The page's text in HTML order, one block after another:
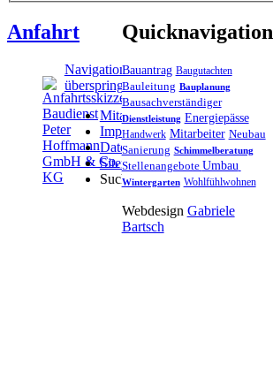
Anfahrt
Navigation
überspringen
Mitarbeiter
Impressum
Datenschutz
Sitemap
Suche
Quicknavigation
Bauantrag Baugutachten
Bauleitung Bauplanung
Bausachverständiger
Dienstleistung Energiepässe
Handwerk Mitarbeiter Neubau
Sanierung Schimmelberatung
Stellenangebote Umbau
Wintergarten Wohlfühlwohnen
Webdesign Gabriele
Bartsch